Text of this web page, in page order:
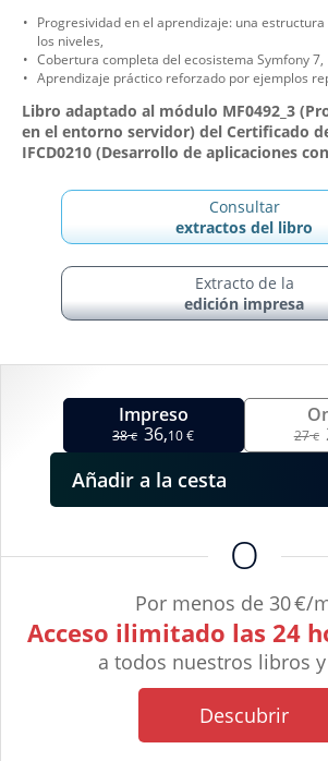
Impreso
38€ 36,10 €
O
Por menos de 30 €/
Acceso ilimitado las 24
a todos nuestros libros
Descubrir
27€
Añadir a la cesta
Progresividad en el aprendizaje: una
los niveles,
Cobertura completa del ecosistema Symfony 7,
Aprendizaje práctico reforzado por ejemplos
Libro adaptado al módulo MF0492_3
en el entorno servidor) del Certificado
IFCD0210 (Desarrollo de aplicaciones
Consultar
extractos del libro
Extracto de la
edición impresa